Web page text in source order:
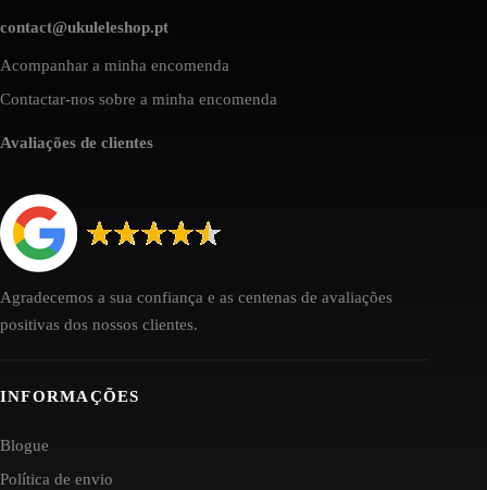
contact@ukuleleshop.pt
Acompanhar a minha encomenda
Contactar-nos sobre a minha encomenda
Avaliações de clientes
Agradecemos a sua confiança e as centenas de avaliações
positivas dos nossos clientes.
INFORMAÇÕES
Blogue
Política de envio